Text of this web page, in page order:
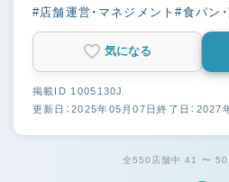
#店舗運営・マネジメント#食パン
気になる
掲載ID 1005130J
更新日：2025年05月07日終了日：2027
全550店舗中 41 〜 50